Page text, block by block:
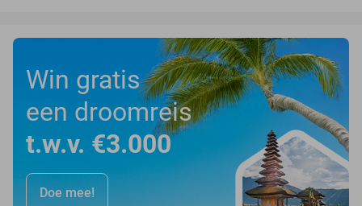
Win gratis
een droomreis
t.w.v. €3.000
Doe mee!